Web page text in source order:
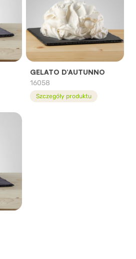
GELATO D’AUTUNNO
16058
Szczegóły produktu